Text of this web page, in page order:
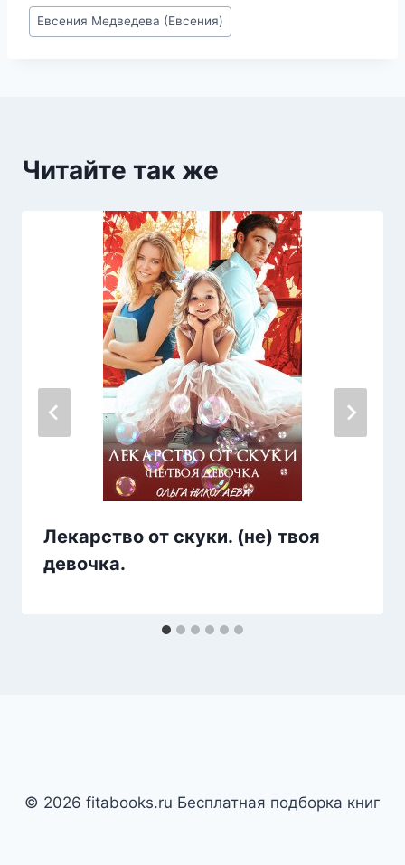
Метки
записи:
Евсения Медведева (Евсения)
Читайте так же
Лекарство от скуки. (не) твоя
девочка.
© 2026 fitabooks.ru Бесплатная подборка книг